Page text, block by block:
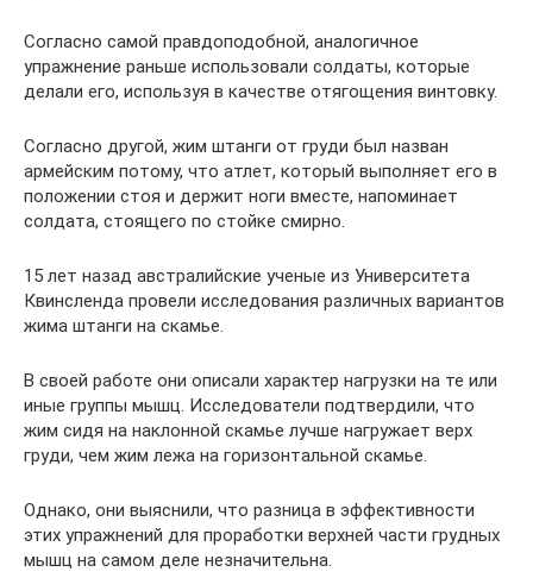
Согласно самой правдоподобной, аналогичное
упражнение раньше использовали солдаты, которые
делали его, используя в качестве отягощения винтовку.
Согласно другой, жим штанги от груди был назван
армейским потому, что атлет, который выполняет его в
положении стоя и держит ноги вместе, напоминает
солдата, стоящего по стойке смирно.
15 лет назад австралийские ученые из Университета
Квинсленда провели исследования различных вариантов
жима штанги на скамье.
В своей работе они описали характер нагрузки на те или
иные группы мышц. Исследователи подтвердили, что
жим сидя на наклонной скамье лучше нагружает верх
груди, чем жим лежа на горизонтальной скамье.
Однако, они выяснили, что разница в эффективности
этих упражнений для проработки верхней части грудных
мышц на самом деле незначительна.